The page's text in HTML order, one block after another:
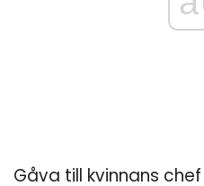
Gåva till kvinnans chef